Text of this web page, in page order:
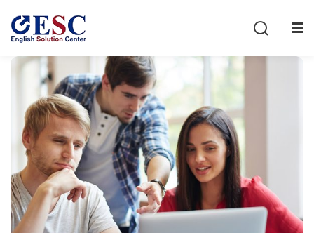
Sign in
Don’t have an account?